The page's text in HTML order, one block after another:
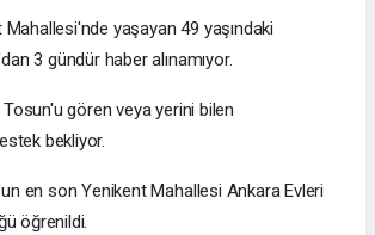
yaşayan 49 yaşındaki
3 gündür haber alınamıyor.
Tosun'u gören veya yerini bilen
bekliyor.
en son Yenikent Mahallesi Ankara Evleri
öğrenildi.